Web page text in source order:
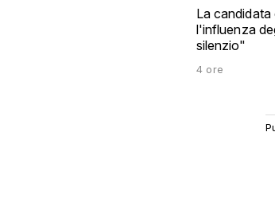
La
l'influenza
silenzio"
4 ore